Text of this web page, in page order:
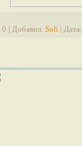
0 | Добавил: Soli | Дата: